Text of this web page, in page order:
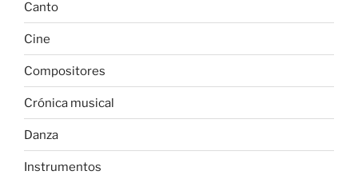
Canto
Cine
Compositores
Crónica musical
Danza
Instrumentos